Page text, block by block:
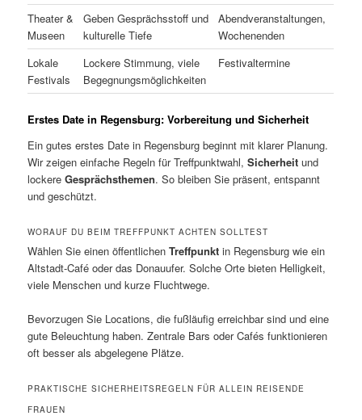
Theater &
Museen
Geben Gesprächsstoff und
kulturelle Tiefe
Abendveranstaltungen,
Wochenenden
Lokale
Festivals
Lockere Stimmung, viele
Begegnungsmöglichkeiten
Festivaltermine
Erstes Date in Regensburg: Vorbereitung und Sicherheit
Ein gutes erstes Date in Regensburg beginnt mit klarer Planung.
Wir zeigen einfache Regeln für Treffpunktwahl,Sicherheit und
lockereGesprächsthemen. So bleiben Sie präsent, entspannt
und geschützt.
WORAUF DU BEIM TREFFPUNKT ACHTEN SOLLTEST
Wählen Sie einen öffentlichenTreffpunkt in Regensburg wie ein
Altstadt-Café oder das Donauufer. Solche Orte bieten Helligkeit,
viele Menschen und kurze Fluchtwege.
Bevorzugen Sie Locations, die fußläufig erreichbar sind und eine
gute Beleuchtung haben. Zentrale Bars oder Cafés funktionieren
oft besser als abgelegene Plätze.
PRAKTISCHE SICHERHEITSREGELN FÜR ALLEIN REISENDE
FRAUEN